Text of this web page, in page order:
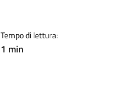
Tempo di lettura:
1 min